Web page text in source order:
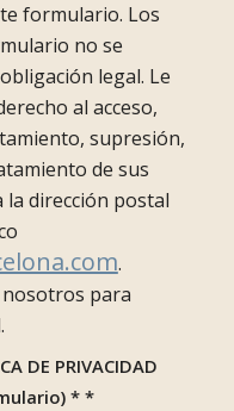
formulario. Los
no se
legal. Le
al acceso,
supresión,
de sus
dirección postal
.
para
DE PRIVACIDAD
* *